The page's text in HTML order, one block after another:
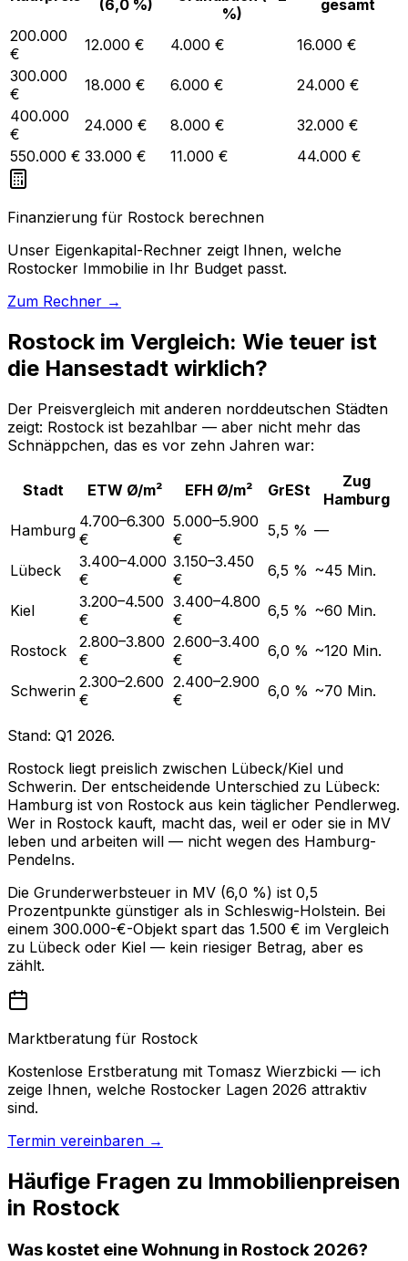
(6,0 %)
%)
gesamt
200.000
€
12.000 € 4.000 €
16.000 €
300.000
€
18.000 € 6.000 €
24.000 €
400.000
€
24.000 € 8.000 €
32.000 €
550.000 € 33.000 € 11.000 € 44.000 €
Finanzierung für Rostock berechnen
Unser Eigenkapital-Rechner zeigt Ihnen, welche
Rostocker Immobilie in Ihr Budget passt.
Zum Rechner →
Rostock im Vergleich: Wie teuer ist
die Hansestadt wirklich?
Der Preisvergleich mit anderen norddeutschen Städten
zeigt: Rostock ist bezahlbar — aber nicht mehr das
Schnäppchen, das es vor zehn Jahren war:
Stadt ETW Ø/m² EFH Ø/m² GrESt
Zug
Hamburg
Hamburg 4.700–6.300
€
5.000–5.900
€
5,5 % —
Lübeck
3.400–4.000
€
3.150–3.450
€
6,5 % ~45 Min.
Kiel
3.200–4.500
€
3.400–4.800
€
6,5 % ~60 Min.
Rostock
2.800–3.800
€
2.600–3.400
€
6,0 % ~120 Min.
Schwerin 2.300–2.600
€
2.400–2.900
€
6,0 % ~70 Min.
Stand: Q1 2026.
Rostock liegt preislich zwischen Lübeck/Kiel und
Schwerin. Der entscheidende Unterschied zu Lübeck:
Hamburg ist von Rostock aus kein täglicher Pendlerweg.
Wer in Rostock kauft, macht das, weil er oder sie in MV
leben und arbeiten will — nicht wegen des Hamburg-
Pendelns.
Die Grunderwerbsteuer in MV (6,0 %) ist 0,5
Prozentpunkte günstiger als in Schleswig-Holstein. Bei
einem 300.000-€-Objekt spart das 1.500 € im Vergleich
zu Lübeck oder Kiel — kein riesiger Betrag, aber es
zählt.
Marktberatung für Rostock
Kostenlose Erstberatung mit Tomasz Wierzbicki — ich
zeige Ihnen, welche Rostocker Lagen 2026 attraktiv
sind.
Termin vereinbaren →
Häufige Fragen zu Immobilienpreisen
in Rostock
Was kostet eine Wohnung in Rostock 2026?